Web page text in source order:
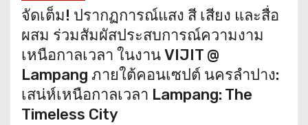
จัดเต็ม! ปรากฏการณ์แสง สี เสียง และสื่อ
ผสม ร่วมสัมผัสประสบการณ์ความงาม
เหนือกาลเวลา ในงาน VIJIT @
Lampang ภายใต้คอนเซปต์ นครลำปาง:
เสน่ห์เหนือกาลเวลา Lampang: The
Timeless City